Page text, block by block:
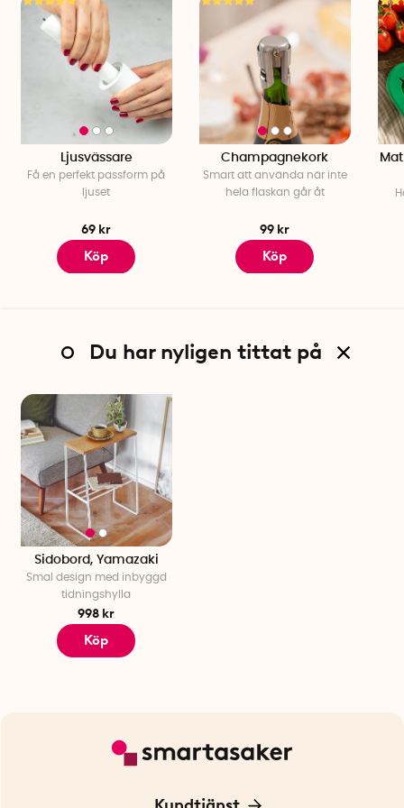
Färg: Vit stomme med naturlig träskiva
Varumärke: Yamazaki
Ljusvässare
Få en perfekt passform på
ljuset
69 kr
Köp
Champagnekork
Smart att använda när inte
hela flaskan går åt
99 kr
Köp
Du har nyligen tittat på
Sidobord, Yamazaki
Smal design med inbyggd
tidningshylla
998 kr
Köp